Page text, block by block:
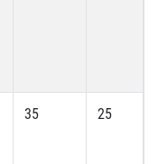
35 25